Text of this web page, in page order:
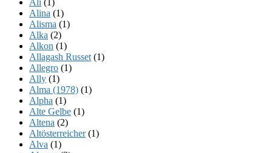
Alina (1)
Alisma (1)
Alka (2)
Alkon (1)
Allagash Russet (1)
Allegro (1)
Ally (1)
Alma (1978) (1)
Alpha (1)
Alte Gelbe (1)
Altena (2)
Altösterreicher(1)
Alva (1)